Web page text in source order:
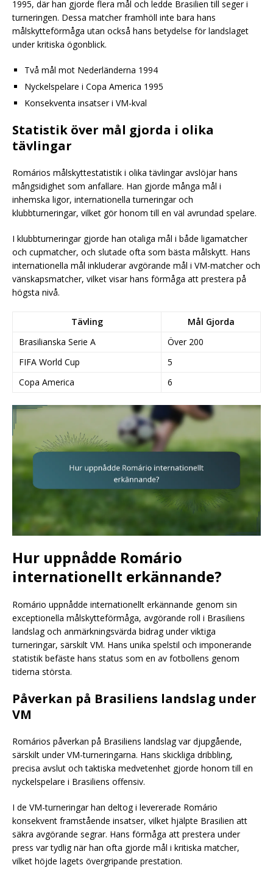
1995, där han gjorde flera mål och ledde Brasilien till seger i
turneringen. Dessa matcher framhöll inte bara hans
målskytteförmåga utan också hans betydelse för landslaget
under kritiska ögonblick.
Två mål mot Nederländerna 1994
Nyckelspelare i Copa America 1995
Konsekventa insatser i VM-kval
Statistik över mål gjorda i olika
tävlingar
Romários målskyttestatistik i olika tävlingar avslöjar hans
mångsidighet som anfallare. Han gjorde många mål i
inhemska ligor, internationella turneringar och
klubbturneringar, vilket gör honom till en väl avrundad spelare.
I klubbturneringar gjorde han otaliga mål i både ligamatcher
och cupmatcher, och slutade ofta som bästa målskytt. Hans
internationella mål inkluderar avgörande mål i VM-matcher och
vänskapsmatcher, vilket visar hans förmåga att prestera på
högsta nivå.
Tävling
Mål Gjorda
Brasilianska Serie A
Över 200
FIFA World Cup
5
Copa America
6
Hur uppnådde Romário
internationellt erkännande?
Romário uppnådde internationellt erkännande genom sin
exceptionella målskytteförmåga, avgörande roll i Brasiliens
landslag och anmärkningsvärda bidrag under viktiga
turneringar, särskilt VM. Hans unika spelstil och imponerande
statistik befäste hans status som en av fotbollens genom
tiderna största.
Påverkan på Brasiliens landslag under
VM
Romários påverkan på Brasiliens landslag var djupgående,
särskilt under VM-turneringarna. Hans skickliga dribbling,
precisa avslut och taktiska medvetenhet gjorde honom till en
nyckelspelare i Brasiliens offensiv.
I de VM-turneringar han deltog i levererade Romário
konsekvent framstående insatser, vilket hjälpte Brasilien att
säkra avgörande segrar. Hans förmåga att prestera under
press var tydlig när han ofta gjorde mål i kritiska matcher,
vilket höjde lagets övergripande prestation.